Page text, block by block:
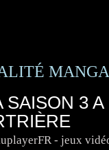
3
- jeux